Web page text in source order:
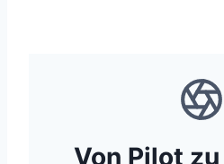
Von Pilot